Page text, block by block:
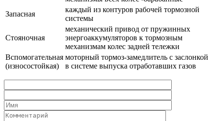
Запасная
каждый из контуров рабочей тормозной
системы
Стояночная
механический привод от пружинных
энергоаккумуляторов к тормозным
механизмам колес задней тележки
Вспомогательная
(износостойкая)
моторный тормоз-замедлитель с заслонкой
в системе выпуска отработавших газов